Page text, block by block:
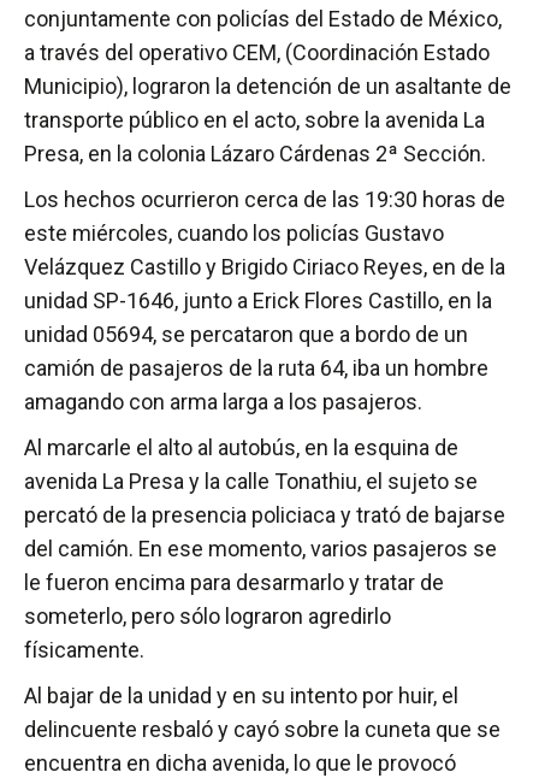
conjuntamente con policías del Estado de México,
a través del operativo CEM, (Coordinación Estado
Municipio), lograron la detención de un asaltante de
transporte público en el acto, sobre la avenida La
Presa, en la colonia Lázaro Cárdenas 2ª Sección.
Los hechos ocurrieron cerca de las 19:30 horas de
este miércoles, cuando los policías Gustavo
Velázquez Castillo y Brigido Ciriaco Reyes, en de la
unidad SP-1646, junto a Erick Flores Castillo, en la
unidad 05694, se percataron que a bordo de un
camión de pasajeros de la ruta 64, iba un hombre
amagando con arma larga a los pasajeros.
Al marcarle el alto al autobús, en la esquina de
avenida La Presa y la calle Tonathiu, el sujeto se
percató de la presencia policiaca y trató de bajarse
del camión. En ese momento, varios pasajeros se
le fueron encima para desarmarlo y tratar de
someterlo, pero sólo lograron agredirlo
físicamente.
Al bajar de la unidad y en su intento por huir, el
delincuente resbaló y cayó sobre la cuneta que se
encuentra en dicha avenida, lo que le provocó